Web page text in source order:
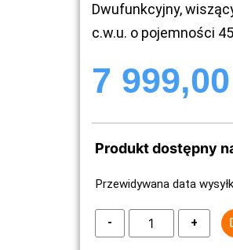
Dwufunkcyjny,
c.w.u. o pojemności
7 999,00
Produkt dostępny
Przewidywana data